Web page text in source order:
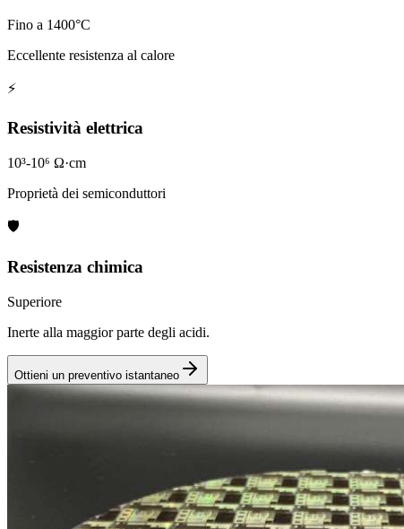
Fino a 1400°C
Eccellente resistenza al calore
⚡
Resistività elettrica
10³-10⁶ Ω·cm
Proprietà dei semiconduttori
🛡️
Resistenza chimica
Superiore
Inerte alla maggior parte degli acidi.
Ottieni un preventivo istantaneo